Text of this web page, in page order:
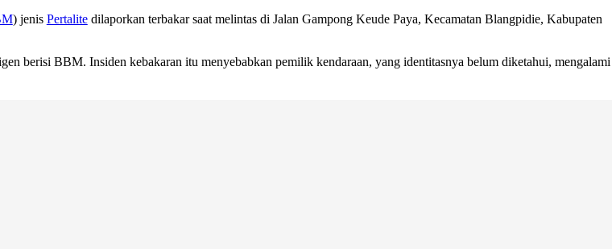
) jenis Pertalitedilaporkan terbakar saat melintas di Jalan Gampong Keude Paya, Kecamatan Blangpidie, Kabupaten
berisi BBM. Insiden kebakaran itu menyebabkan pemilik kendaraan, yang identitasnya belum diketahui, mengalami